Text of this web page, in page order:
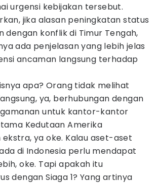
urgensi kebijakan tersebut.
jika alasan peningkatan status
dengan konflik di Timur Tengah,
ada penjelasan yang lebih jelas
ancaman langsung terhadap
apa? Orang tidak melihat
ya, berhubungan dengan
untuk kantor-kantor
Kedutaan Amerika
ya oke. Kalau aset-aset
di Indonesia perlu mendapat
oke. Tapi apakah itu
dengan Siaga 1? Yang artinya